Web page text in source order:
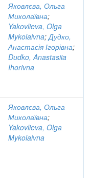
Яковлєва, Ольга
Миколаївна;
Yakovlieva, Olga
Mykolaivna;Дудко,
Анастасія Ігорівна;
Dudko, Anastasiia
Ihorivna
Яковлєва, Ольга
Миколаївна;
Yakovlieva, Olga
Mykolaivna